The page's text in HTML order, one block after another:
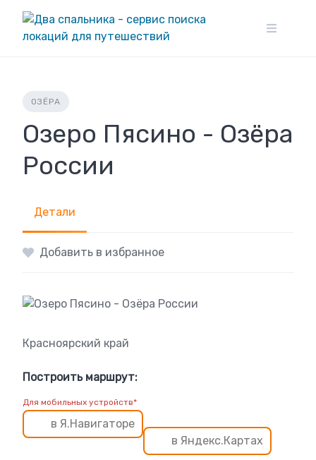
content
ОЗЁРА
Озеро Пясино - Озёра
России
Детали
Добавить в избранное
Красноярский край
Построить маршрут:
Для мобильных устройств*
в Я.Навигаторе
в Яндекс.Картах